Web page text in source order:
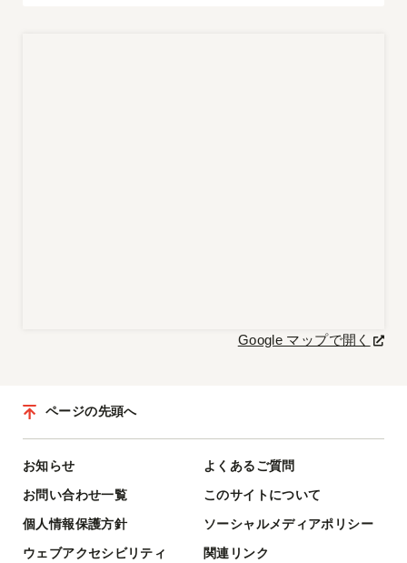
Google マップで開く
お知らせ
よくあるご質問
お問い合わせ一覧
このサイトについて
個人情報保護方針
ソーシャルメディアポリシー
ウェブアクセシビリティ
関連リンク
ページの先頭へ